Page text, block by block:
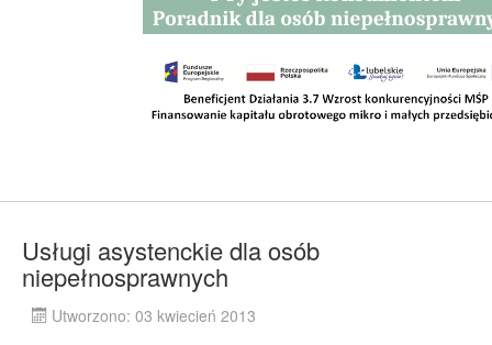
Usługi asystenckie dla osób
niepełnosprawnych
Utworzono: 03 kwiecień 2013